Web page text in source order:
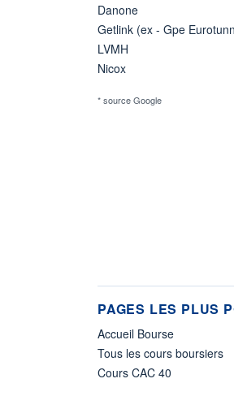
Danone
Getlink (ex - Gpe
LVMH
Nicox
* source Google
PAGES LES PLUS
Accueil Bourse
Tous les cours boursiers
Cours CAC 40